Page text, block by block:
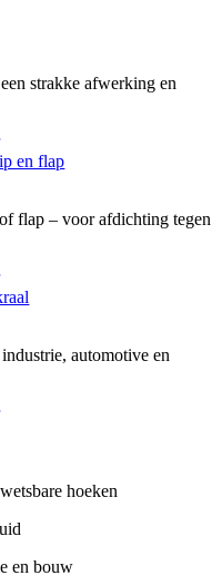
strakke afwerking en
flap – voor afdichting tegen
automotive en
hoeken
en bouw